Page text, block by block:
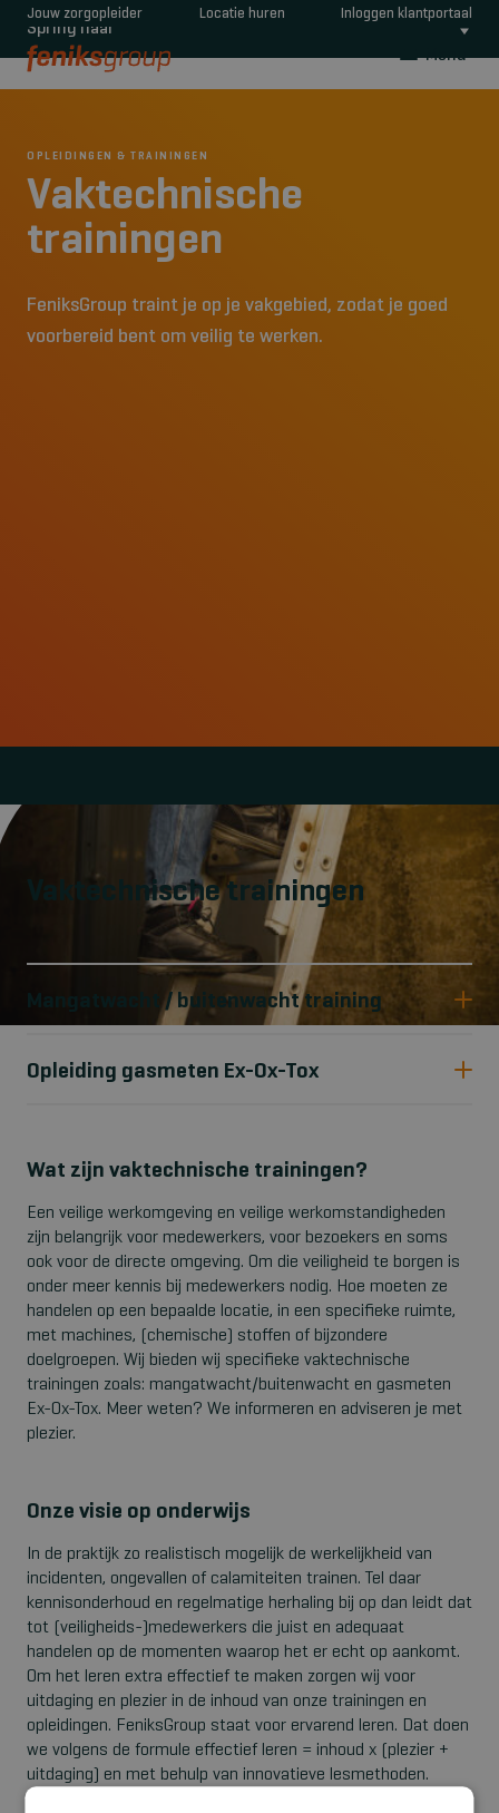
Jouw zorgopleider Locatie huren Inloggen klantportaal
Menu
OPLEIDINGEN & TRAININGEN
Vaktechnische
trainingen
FeniksGroup traint je op je vakgebied, zodat je goed
voorbereid bent om veilig te werken.
Spring naar
Vaktechnische trainingen
Mangatwacht / buitenwacht training
Opleiding gasmeten Ex-Ox-Tox
Wat zijn vaktechnische trainingen?
Een veilige werkomgeving en veilige werkomstandigheden
zijn belangrijk voor medewerkers, voor bezoekers en soms
ook voor de directe omgeving. Om die veiligheid te borgen is
onder meer kennis bij medewerkers nodig. Hoe moeten ze
handelen op een bepaalde locatie, in een specifieke ruimte,
met machines, (chemische) stoffen of bijzondere
doelgroepen. Wij bieden wij specifieke vaktechnische
trainingen zoals: mangatwacht/buitenwacht en gasmeten
Ex-Ox-Tox. Meer weten? We informeren en adviseren je met
plezier.
Onze visie op onderwijs
In de praktijk zo realistisch mogelijk de werkelijkheid van
incidenten, ongevallen of calamiteiten trainen. Tel daar
kennisonderhoud en regelmatige herhaling bij op dan leidt dat
tot (veiligheids-)medewerkers die juist en adequaat
handelen op de momenten waarop het er echt op aankomt.
Om het leren extra effectief te maken zorgen wij voor
uitdaging en plezier in de inhoud van onze trainingen en
opleidingen. FeniksGroup staat voor ervarend leren. Dat doen
we volgens de formule effectief leren = inhoud x (plezier +
uitdaging) en met behulp van innovatieve lesmethoden.